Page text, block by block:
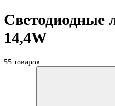
Светодиодные
14,4W
55 товаров